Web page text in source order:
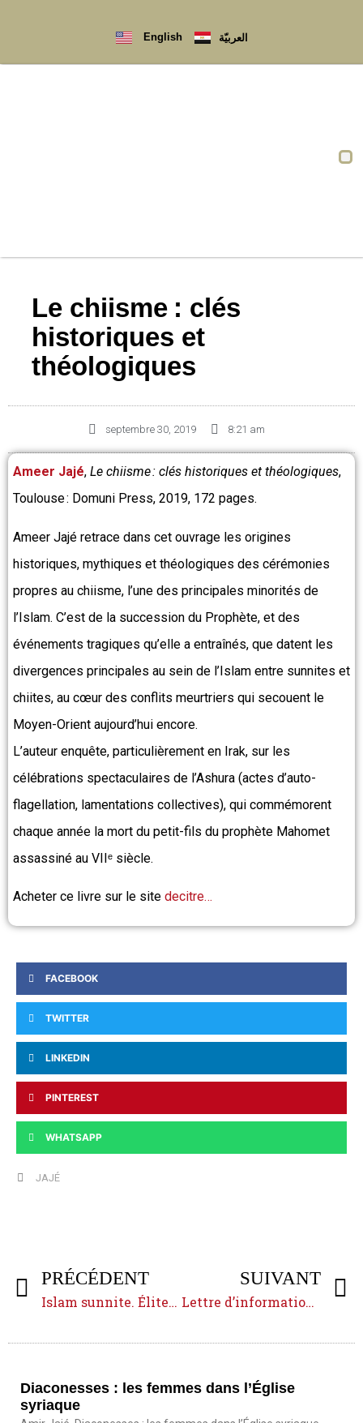
English العربيّة
Le chiisme : clés
historiques et
théologiques
septembre 30, 2019 8:21 am
Ameer Jajé, Le chiisme : clés historiques et théologiques,
Toulouse : Domuni Press, 2019, 172 pages.
Ameer Jajé retrace dans cet ouvrage les origines
historiques, mythiques et théologiques des cérémonies
propres au chiisme, l’une des principales minorités de
l’Islam. C’est de la succession du Prophète, et des
événements tragiques qu’elle a entraînés, que datent les
divergences principales au sein de l’Islam entre sunnites et
chiites, au cœur des conflits meurtriers qui secouent le
Moyen-Orient aujourd’hui encore.
L’auteur enquête, particulièrement en Irak, sur les
célébrations spectaculaires de l’Ashura (actes d’auto-
flagellation, lamentations collectives), qui commémorent
chaque année la mort du petit-fils du prophète Mahomet
assassiné au VIIᵉ siècle.
Acheter ce livre sur le site decitre…
FACEBOOK
TWITTER
LINKEDIN
PINTEREST
WHATSAPP
JAJÉ
PRÉCÉDENT
Islam sunnite. Élites, doctrines, débats (xɪxᵉ‒xxᵉ siècles)
SUIVANT
Lettre d’information — septembre 2019
Diaconesses : les femmes dans l’Église
syriaque